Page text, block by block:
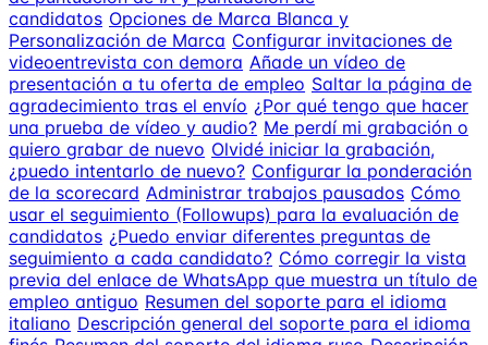
candidatos Opciones de Marca Blanca y
Personalización de Marca Configurar invitaciones de
videoentrevista con demora Añade un vídeo de
presentación a tu oferta de empleo Saltar la página de
agradecimiento tras el envío ¿Por qué tengo que hacer
una prueba de vídeo y audio? Me perdí mi grabación o
quiero grabar de nuevo Olvidé iniciar la grabación,
¿puedo intentarlo de nuevo? Configurar la ponderación
de la scorecard Administrar trabajos pausados Cómo
usar el seguimiento (Followups) para la evaluación de
candidatos ¿Puedo enviar diferentes preguntas de
seguimiento a cada candidato? Cómo corregir la vista
previa del enlace de WhatsApp que muestra un título de
empleo antiguo Resumen del soporte para el idioma
italiano Descripción general del soporte para el idioma